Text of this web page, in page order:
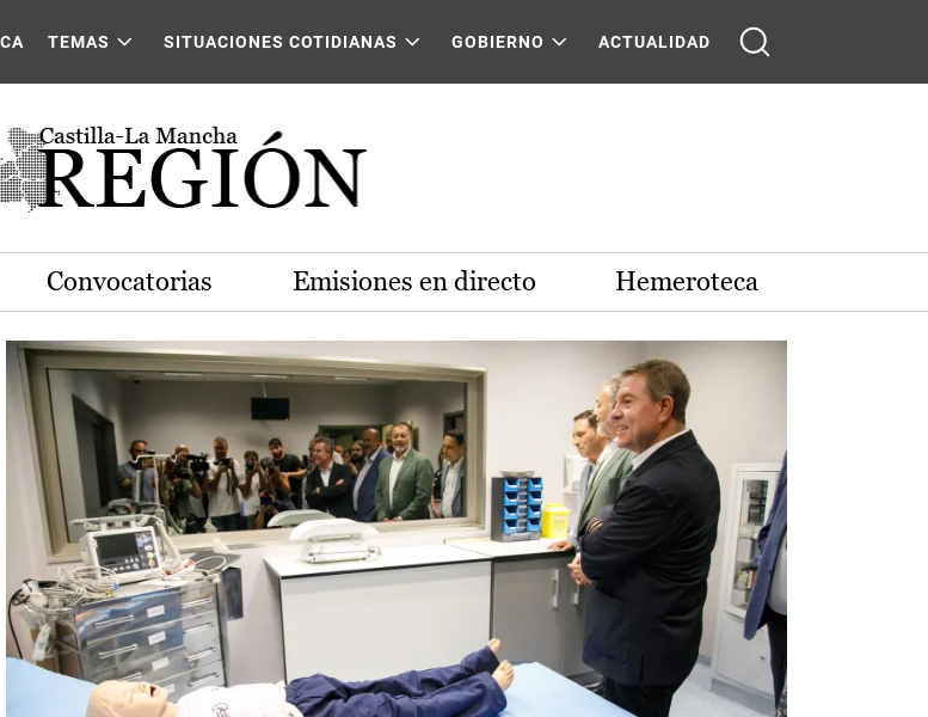
Mancha
TEMAS SITUACIONES COTIDIANAS GOBIERNO ACTUALIDAD
Convocatorias Emisiones en directo Hemeroteca